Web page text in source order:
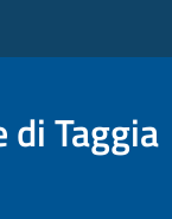
di Taggia